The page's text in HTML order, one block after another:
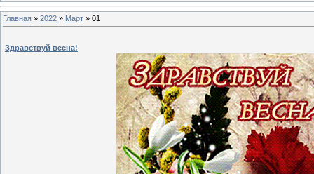
Главная » 2022 » Март » 01
Здравствуй весна!